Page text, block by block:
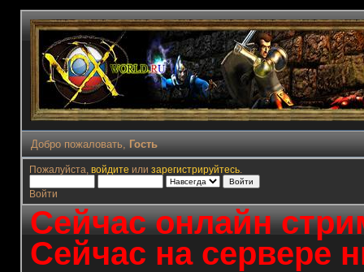
Добро пожаловать, Гость
Пожалуйста, войдите или зарегистрируйтесь.
Войти
Сейчас онлайн
Сейчас на сервере